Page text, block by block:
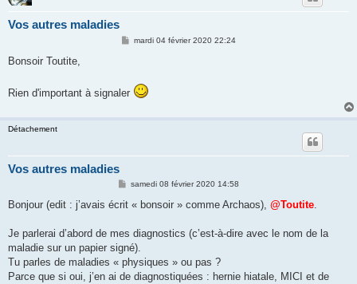
Vos autres maladies
M
g
e
mardi 04 février 2020 22:24
Bonsoir Toutite,
Rien d'important à signaler
Détachement
Vos autres maladies
M
s
g
samedi 08 février 2020 14:58
Bonjour (edit : j’avais écrit « bonsoir » comme Archaos), @Toutite.
Je parlerai d’abord de mes diagnostics (c’est-à-dire avec le nom de la
maladie sur un papier signé).
Tu parles de maladies « physiques » ou pas ?
Parce que si oui, j’en ai de diagnostiquées : hernie hiatale, MICI et de